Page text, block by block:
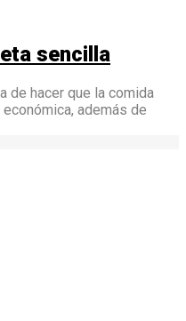
sencilla
de hacer que la comida
además de